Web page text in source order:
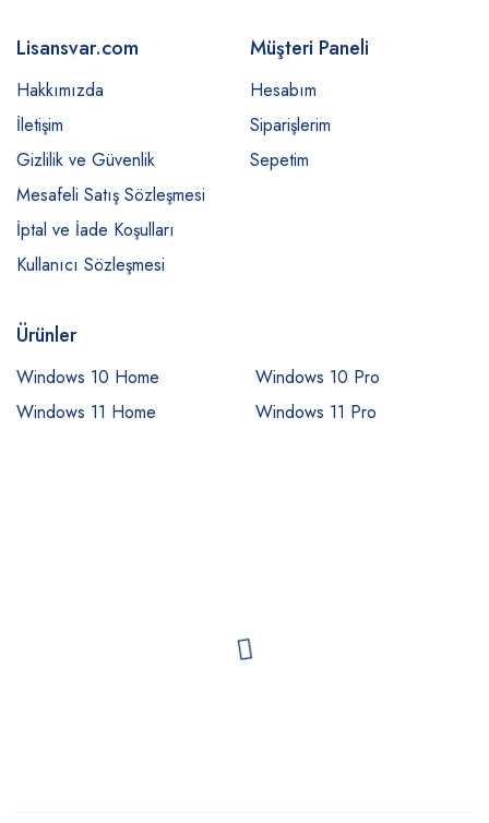
Lisansvar.com
Hakkımızda
İletişim
Gizlilik ve Güvenlik
Mesafeli Satış Sözleşmesi
İptal ve İade Koşulları
Kullanıcı Sözleşmesi
Müşteri Paneli
Hesabım
Siparişlerim
Sepetim
Ürünler
Windows 10 Home
Windows 10 Pro
Windows 11 Home
Windows 11 Pro